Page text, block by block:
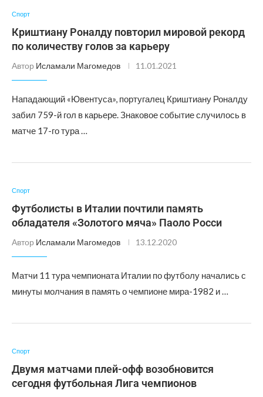
Спорт
Криштиану Роналду повторил мировой рекорд
по количеству голов за карьеру
Автор Исламали Магомедов 11.01.2021
Нападающий «Ювентуса», португалец Криштиану Роналду
забил 759-й гол в карьере. Знаковое событие случилось в
матче 17-го тура …
Спорт
Футболисты в Италии почтили память
обладателя «Золотого мяча» Паоло Росси
Автор Исламали Магомедов 13.12.2020
Матчи 11 тура чемпионата Италии по футболу начались с
минуты молчания в память о чемпионе мира-1982 и …
Спорт
Двумя матчами плей-офф возобновится
сегодня футбольная Лига чемпионов